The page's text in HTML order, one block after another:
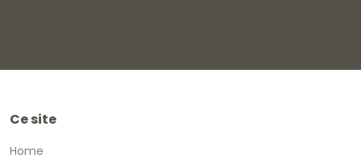
Ce site
Home